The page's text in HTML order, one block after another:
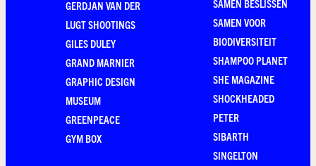
GERDJAN VAN DER
LUGT SHOOTINGS
GILES DULEY
GRAND MARNIER
GRAPHIC DESIGN
MUSEUM
GREENPEACE
GYM BOX
SAMEN BESLISSEN
SAMEN VOOR
BIODIVERSITEIT
SHAMPOO PLANET
SHE MAGAZINE
SHOCKHEADED
PETER
SIBARTH
SINGELTON